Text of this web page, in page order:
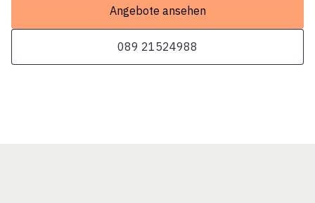
Angebote ansehen
089 21524988